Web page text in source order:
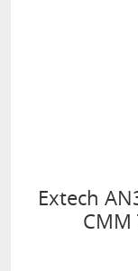
Extech